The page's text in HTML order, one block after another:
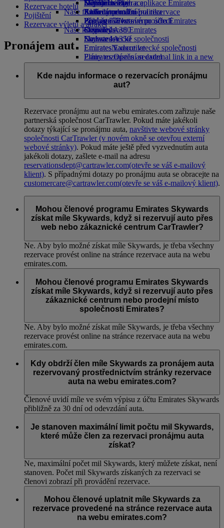
Nápoje
Naše flotila
Boeing 777
Emirates A380
Emirates A350
Emirates Executive
Plány rozmístění sedadel
Dětské hračky
Aktivity pro děti
Udržitelné operace
Environmentální politika
Zprávy o životním prostředí
Naše komunity
Nadace letecké společnosti
EmiratesNadace letecké společnosti
Emirates Opens an external link in a new
tab
Sponzoring
Skywards Rail
Kalkulátor mil
Přihlaste se ke svému účtu Emirates
Skywards
Skywards+
Mobilní telefon a aplikace Emirates
Zrušení nebo změna rezervace
Přerušená cesta
O společnosti Emirates
Rezervace hotelů
Pojištění
Rezervace výletů a atrakcí
Pronájem aut
Kde najdu informace o rezervacích pronájmu
aut?
Rezervace pronájmu aut na webu emirates.com zařizuje naše
partnerská společnost CarTrawler. Pokud máte jakékoli
dotazy týkající se pronájmu auta, navštivte webové stránky
společnosti CarTrawler(v novém okně se otevřou externí
webové stránky). Pokud máte ještě před vyzvednutím auta
jakékoli dotazy, zašlete e-mail na adresu
reservationsdept@cartrawler.com(otevře se váš e-mailový
klient). S případnými dotazy po pronájmu auta se obracejte na
customercare@cartrawler.com(otevře se váš e-mailový klient).
Mohou členové programu Emirates Skywards
získat míle Skywards, když si rezervují auto přes
web nebo zákaznické centrum CarTrawler?
Ne. Aby bylo možné získat míle Skywards, je třeba všechny
rezervace provést online na stránce rezervace auta na webu
emirates.com.
Mohou členové programu Emirates Skywards
získat míle Skywards, když si rezervují auto přes
zákaznické centrum nebo prodejní místo
společnosti Emirates?
Ne. Aby bylo možné získat míle Skywards, je třeba všechny
rezervace provést online na stránce rezervace auta na webu
emirates.com.
Kdy obdrží člen míle Skywards za pronájem auta
rezervovaný prostřednictvím stránky rezervace
auta na webu emirates.com?
Členové uvidí míle ve svém výpisu z účtu Emirates Skywards
přibližně za 30 dní od odevzdání auta.
Je stanoven maximální limit počtu mil Skywards,
které může člen za rezervaci pronájmu auta
získat?
Ne, maximální počet mil Skywards, který můžete získat, není
stanoven. Počet mil Skywards získaných za rezervaci se
členovi zobrazí při provádění rezervace.
Mohou členové uplatnit míle Skywards za
rezervace provedené na stránce rezervace auta
na webu emirates.com?